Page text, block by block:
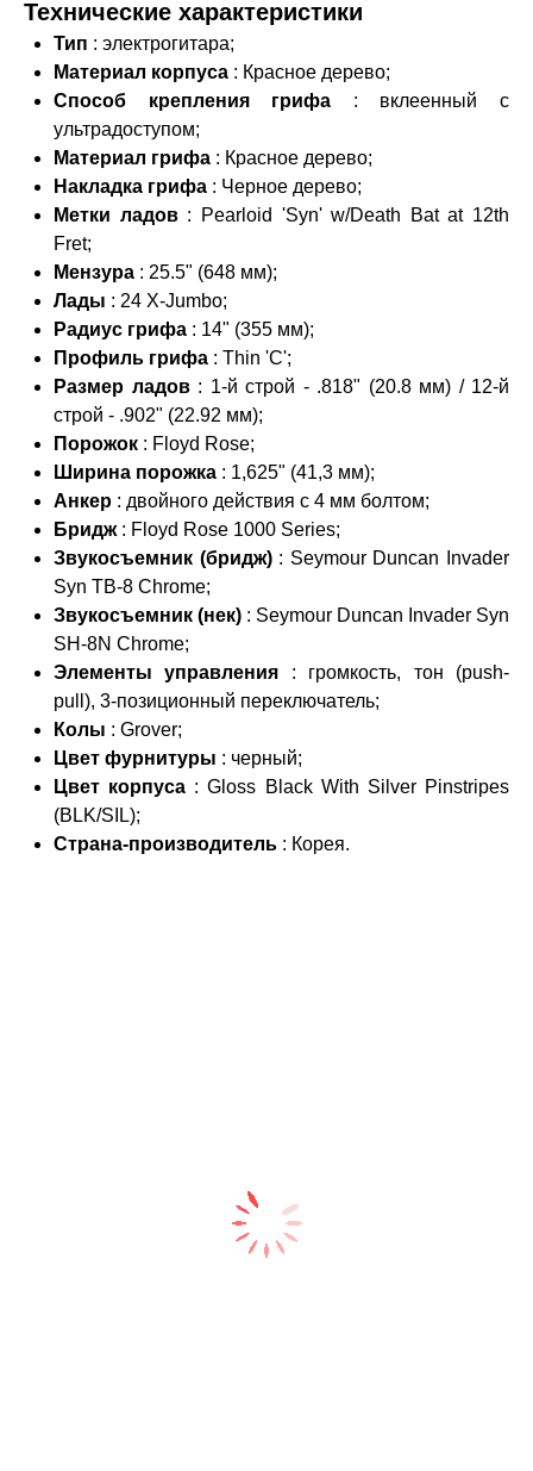
Технические характеристики
Тип : электрогитара;
Материал корпуса : Красное дерево;
Способ крепления грифа : вклеенный с
ультрадоступом;
Материал грифа : Красное дерево;
Накладка грифа : Черное дерево;
Метки ладов: Pearloid 'Syn' w/Death Bat at 12th
Fret;
Мензура : 25.5" (648 мм);
Лады : 24 X-Jumbo;
Радиус грифа : 14" (355 мм);
Профиль грифа : Thin 'C';
Размер ладов: 1-й строй - .818" (20.8 мм) / 12-й
строй - .902" (22.92 мм);
Порожок : Floyd Rose;
Ширина порожка : 1,625" (41,3 мм);
Анкер : двойного действия с 4 мм болтом;
Бридж: Floyd Rose 1000 Series;
Звукосъемник (бридж): Seymour Duncan Invader
Syn TB-8 Chrome;
Звукосъемник (нек) : Seymour Duncan Invader Syn
SH-8N Chrome;
Элементы управления : громкость, тон (push-
pull), 3-позиционный переключатель;
Колы : Grover;
Цвет фурнитуры : черный;
Цвет корпуса : Gloss Black With Silver Pinstripes
(BLK/SIL);
Страна-производитель : Корея.